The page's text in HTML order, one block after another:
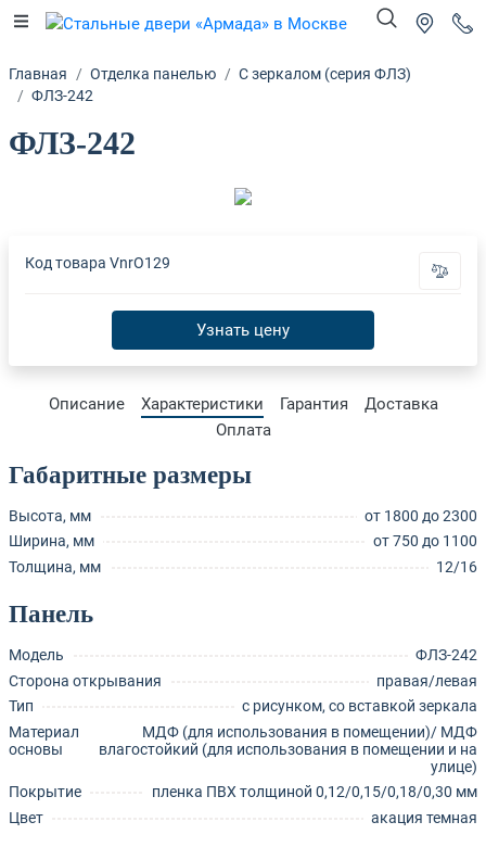
Главная Отделка панелью
С зеркалом (серия ФЛЗ)
ФЛЗ-242
ФЛЗ-242
Описание Характеристики Гарантия
Доставка
Оплата
Габаритные размеры
Высота, мм
от 1800 до 2300
Ширина, мм
от 750 до 1100
Толщина, мм
12/16
Панель
Модель
ФЛЗ-242
Сторона открывания
правая/левая
Тип
с рисунком, со вставкой зеркала
Материал
основы
МДФ (для использования в помещении)/ МДФ
влагостойкий (для использования в помещении и на
улице)
Покрытие
пленка ПВХ толщиной 0,12/0,15/0,18/0,30 мм
Цвет
акация темная
Код товара VnrO129
Узнать цену